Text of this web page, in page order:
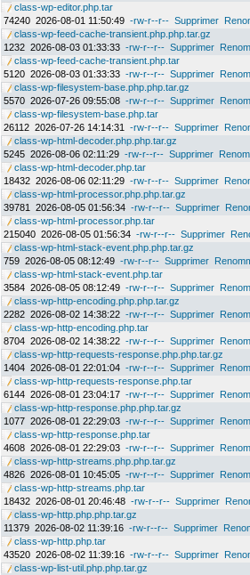
class-wp-editor.php.tar
74240 2026-08-01 11:50:49 -rw-r--r-- Supprimer
class-wp-feed-cache-transient.php.php.tar.gz
1232 2026-08-03 01:33:33 -rw-r--r-- Supprimer
class-wp-feed-cache-transient.php.tar
5120 2026-08-03 01:33:33 -rw-r--r-- Supprimer
class-wp-filesystem-base.php.php.tar.gz
5570 2026-07-26 09:55:08 -rw-r--r-- Supprimer
class-wp-filesystem-base.php.tar
26112 2026-07-26 14:14:31 -rw-r--r-- Supprimer
class-wp-html-decoder.php.php.tar.gz
5245 2026-08-06 02:11:29 -rw-r--r-- Supprimer
class-wp-html-decoder.php.tar
18432 2026-08-06 02:11:29 -rw-r--r-- Supprimer
class-wp-html-processor.php.php.tar.gz
39781
2026-08-05 01:56:34 -rw-r--r-- Supprimer
class-wp-html-processor.php.tar
215040 2026-08-05 01:56:34 -rw-r--r-- Supprimer
class-wp-html-stack-event.php.php.tar.gz
759 2026-08-05 08:12:49 -rw-r--r-- Supprimer
class-wp-html-stack-event.php.tar
3584 2026-08-05 08:12:49 -rw-r--r-- Supprimer
class-wp-http-encoding.php.php.tar.gz
2282 2026-08-02 14:38:22 -rw-r--r-- Supprimer
class-wp-http-encoding.php.tar
8704 2026-08-02 14:38:22 -rw-r--r-- Supprimer
class-wp-http-requests-response.php.php.tar.gz
1404 2026-08-01 22:01:04 -rw-r--r-- Supprimer
class-wp-http-requests-response.php.tar
6144 2026-08-01 23:04:17 -rw-r--r-- Supprimer
class-wp-http-response.php.php.tar.gz
1077 2026-08-01 22:29:03 -rw-r--r-- Supprimer
class-wp-http-response.php.tar
4608 2026-08-01 22:29:03 -rw-r--r-- Supprimer
class-wp-http-streams.php.php.tar.gz
4826 2026-08-01 10:45:05 -rw-r--r-- Supprimer
class-wp-http-streams.php.tar
18432 2026-08-01 20:46:48 -rw-r--r-- Supprimer
class-wp-http.php.php.tar.gz
11379 2026-08-02 11:39:16 -rw-r--r-- Supprimer
class-wp-http.php.tar
43520 2026-08-02 11:39:16 -rw-r--r-- Supprimer
class-wp-list-util.php.php.tar.gz